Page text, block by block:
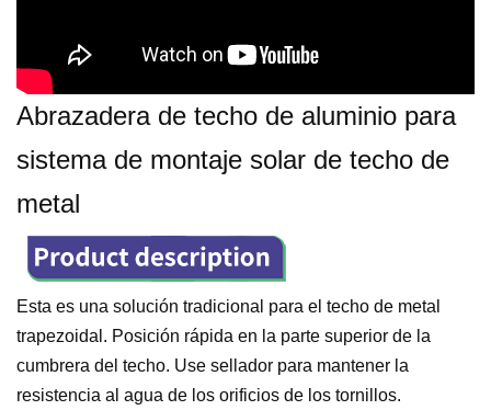
Abrazadera de techo de aluminio para
sistema de montaje solar de techo de
metal
Esta es una solución tradicional para el techo de metal
trapezoidal. Posición rápida en la parte superior de la
cumbrera del techo. Use sellador para mantener la
resistencia al agua de los orificios de los tornillos.